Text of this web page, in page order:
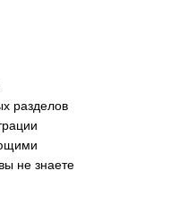
разделов
не знаете